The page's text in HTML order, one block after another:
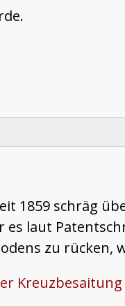
1859 schräg
es laut
zu rücken,
Kreuzbesaitung